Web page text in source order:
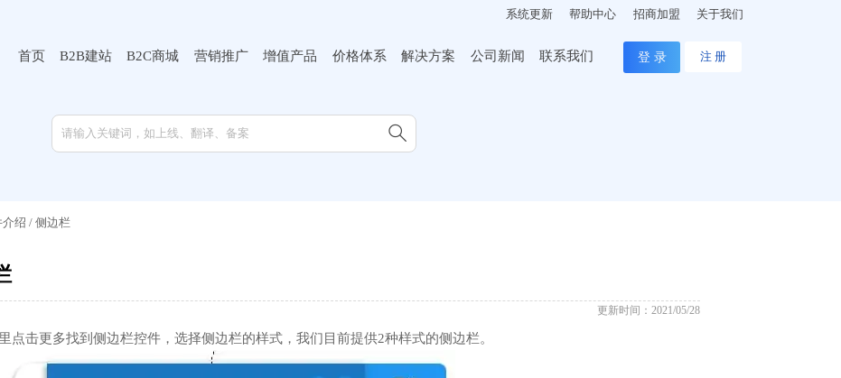
系统更新 帮助中心 招商加盟 关于我们
首页 B2B建站 B2C商城 营销推广 增值产品 价格体系 解决方案 公司新闻 联系我们 登 录 注 册

介绍 / 侧边栏
更新时间：2021/05/28
点击更多找到侧边栏控件，选择侧边栏的样式，我们目前提供2种样式的侧边栏。